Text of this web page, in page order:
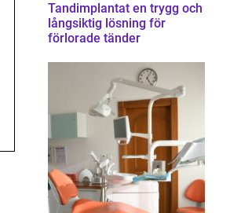
Tandimplantat en trygg och
långsiktig lösning för
förlorade tänder